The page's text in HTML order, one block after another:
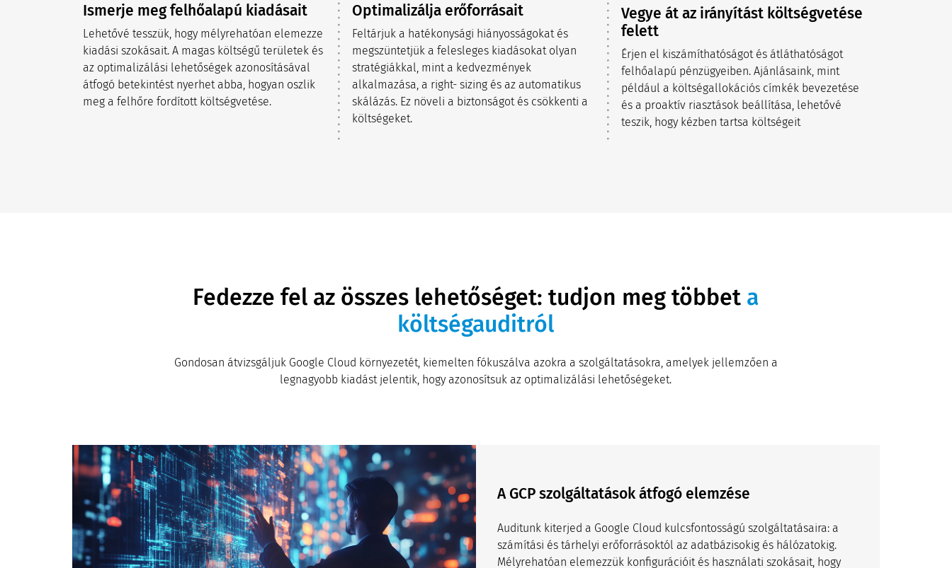
Ismerje meg felhőalapú kiadásait
Lehetővé tesszük, hogy mélyrehatóan elemezze
kiadási szokásait. A magas költségű területek és
az optimalizálási lehetőségek azonosításával
átfogó betekintést nyerhet abba, hogyan oszlik
meg a felhőre fordított költségvetése.
Optimalizálja erőforrásait
Feltárjuk a hatékonysági hiányosságokat és
megszüntetjük a felesleges kiadásokat olyan
stratégiákkal, mint a kedvezmények
alkalmazása, a right- sizing és az automatikus
skálázás. Ez növeli a biztonságot és csökkenti a
költségeket.
Vegye át az irányítást költségvetése
felett
Érjen el kiszámíthatóságot és átláthatóságot
felhőalapú pénzügyeiben. Ajánlásaink, mint
például a költségallokációs címkék bevezetése
és a proaktív riasztások beállítása, lehetővé
teszik, hogy kézben tartsa költségeit
Fedezze fel az összes lehetőséget: tudjon meg többet a
költségauditról
Gondosan átvizsgáljuk Google Cloud környezetét, kiemelten fókuszálva azokra a szolgáltatásokra, amelyek jellemzően a
legnagyobb kiadást jelentik, hogy azonosítsuk az optimalizálási lehetőségeket.
A GCP szolgáltatások átfogó elemzése
Auditunk kiterjed a Google Cloud kulcsfontosságú szolgáltatásaira: a
számítási és tárhelyi erőforrásoktól az adatbázisokig és hálózatokig.
Mélyrehatóan elemezzük konfigurációit és használati szokásait, hogy